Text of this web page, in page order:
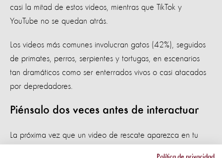
casi la mitad de estos videos, mientras que TikTok y
YouTube no se quedan atrás.
Los videos más comunes involucran gatos (42%), seguidos
de primates, perros, serpientes y tortugas, en escenarios
tan dramáticos como ser enterrados vivos o casi atacados
por depredadores.
Piénsalo dos veces antes de interactuar
La próxima vez que un video de rescate aparezca en tu
Política de privacidad